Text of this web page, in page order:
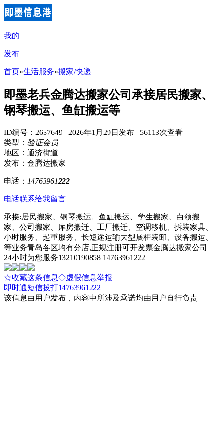
我的
发布
首页»生活服务»搬家/快递
即墨老兵金腾达搬家公司承接居民搬家、
钢琴搬运、鱼缸搬运等
ID编号：2637649 2026年1月29日发布 56113次查看
类型： 验证会员
地区：通济街道
发布：金腾达搬家
电话： 14763961222
电话联系给我留言
承接:居民搬家、钢琴搬运、鱼缸搬运、学生搬家、白领搬
家、公司搬家、库房搬迁、工厂搬迁、空调移机、拆装家具、
小时服务、起重服务、长短途运输大型展柜装卸、设备搬运、
等业务青岛各区均有分店,正规注册可开发票金腾达搬家公司
24小时为您服务13210190858 14763961222
☆收藏这条信息◇虚假信息举报
即时通短信拨打14763961222
该信息由用户发布，内容中所涉及承诺均由用户自行负责